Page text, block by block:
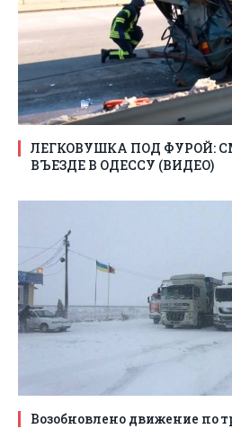
ЛЕГКОВУШКА ПОД ФУРОЙ:
ВЪЕЗДЕ В ОДЕССУ (ВИДЕО)
Возобновлено движение по